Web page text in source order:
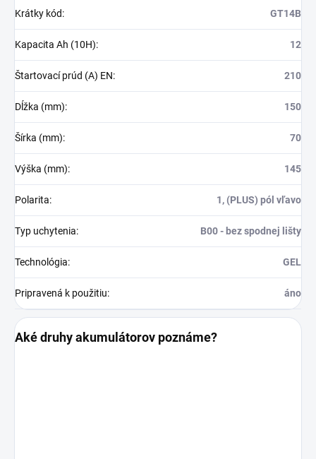
Krátky kód: GT14B
Kapacita Ah (10H): 12
Štartovací prúd (A) EN: 210
Dĺžka (mm): 150
Šírka (mm): 70
Výška (mm): 145
Polarita: 1, (PLUS) pól vľavo
Typ uchytenia: B00 - bez spodnej lišty
Technológia: GEL
Pripravená k použitiu: áno
Aké druhy akumulátorov poznáme?